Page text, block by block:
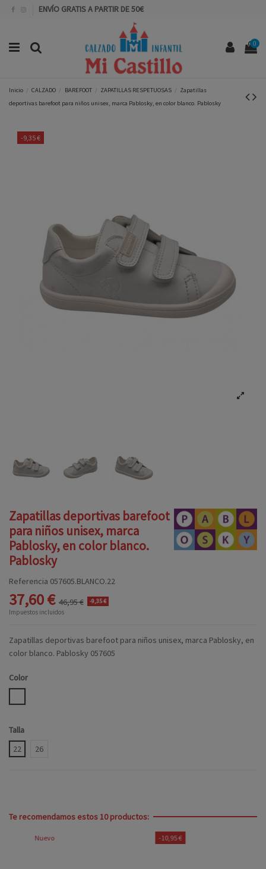
ENVÍO GRATIS A PARTIR DE 50€
0
Inicio CALZADO BAREFOOT ZAPATILLAS RESPETUOSAS
Zapatillas
deportivas barefoot para niños unisex, marca Pablosky, en color blanco. Pablosky
-9,35 €
Zapatillas deportivas barefoot
para niños unisex, marca
Pablosky, en color blanco.
Pablosky
Referencia 057605.BLANCO.22
37,60 € 46,95 € -9,35 €
Impuestos incluidos
Zapatillas deportivas barefoot para niños unisex, marca Pablosky, en
color blanco. Pablosky 057605
Color
Talla
22
26
Te recomendamos estos 10 productos:
Nuevo -10,95 €